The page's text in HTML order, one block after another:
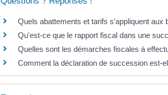
Quels abattements et tarifs s'appliquent aux
Qu'est-ce que le rapport fiscal dans une
Quelles sont les démarches fiscales à
Comment la déclaration de succession est-